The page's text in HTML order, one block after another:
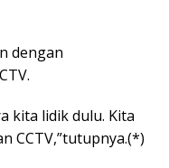
dengan
kita lidik dulu. Kita
CCTV,”tutupnya.(*)